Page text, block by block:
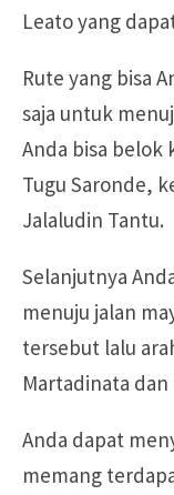
Leato yang
Rute yang bisa
saja untuk
Anda bisa belok
Tugu Saronde,
Jalaludin Tantu.
Selanjutnya
menuju jalan
tersebut lalu
Martadinata dan
Anda dapat
memang